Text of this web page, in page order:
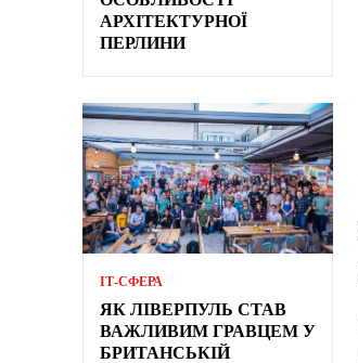
АРХІТЕКТУРНОЇ
ПЕРЛИНИ
ІТ-СФЕРА
ЯК ЛІВЕРПУЛЬ СТАВ
ВАЖЛИВИМ ГРАВЦЕМ У
БРИТАНСЬКІЙ